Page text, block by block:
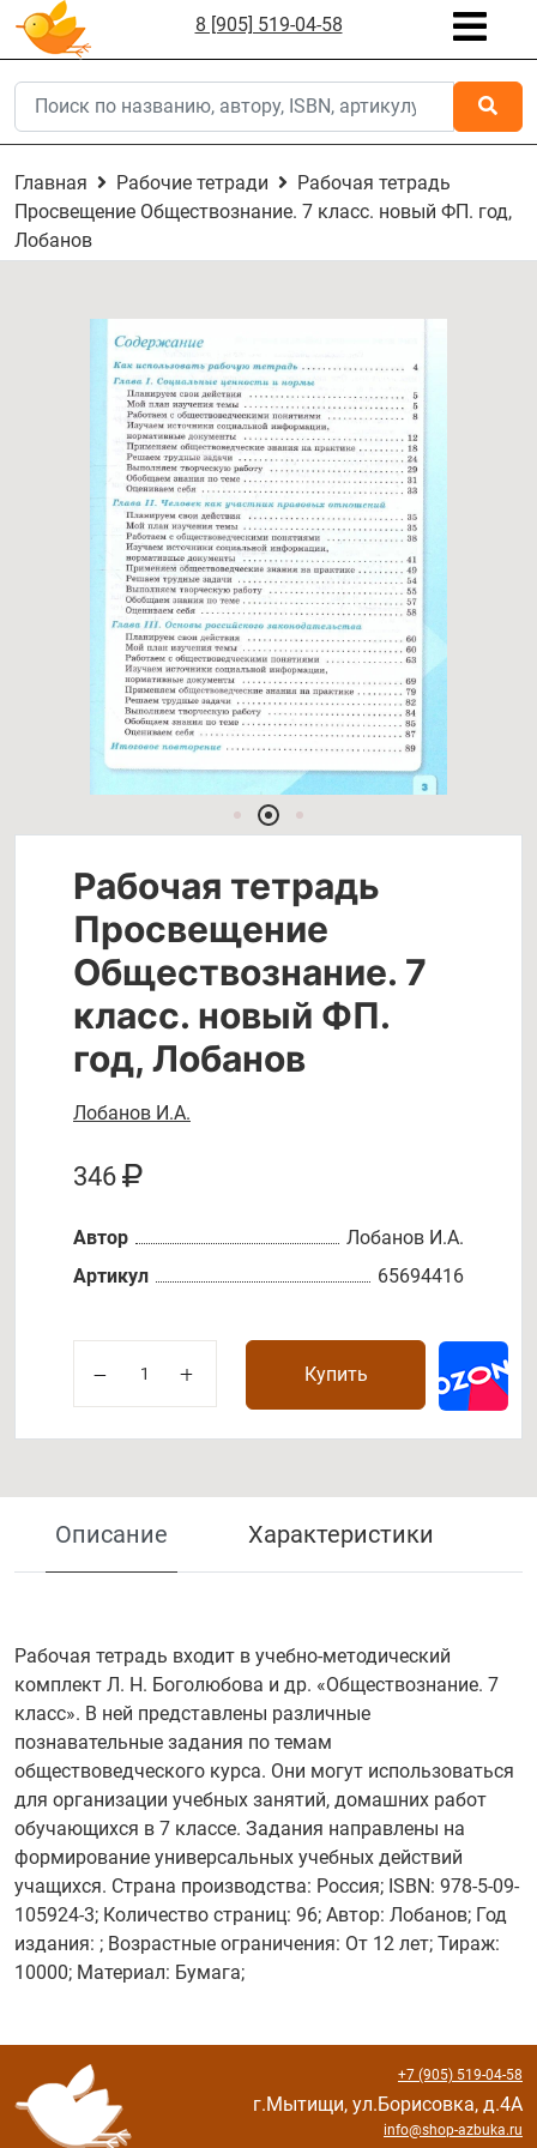
8 [905] 519-04-58
Главная Рабочие тетради
Рабочая тетрадь
Просвещение Обществознание. 7 класс. новый ФП. год,
Лобанов
Рабочая тетрадь
Просвещение
Обществознание. 7
класс. новый ФП.
год, Лобанов
Лобанов И.А.
346
Автор
Лобанов И.А.
Артикул
65694416
Купить
Описание Характеристики
Рабочая тетрадь входит в учебно-методический
комплект Л. Н. Боголюбова и др. «Обществознание. 7
класс». В ней представлены различные
познавательные задания по темам
обществоведческого курса. Они могут использоваться
для организации учебных занятий, домашних работ
обучающихся в 7 классе. Задания направлены на
формирование универсальных учебных действий
учащихся. Страна производства: Россия; ISBN: 978-5-09-
105924-3; Количество страниц: 96; Автор: Лобанов; Год
издания: ; Возрастные ограничения: От 12 лет; Тираж:
10000; Материал: Бумага;
+7 (905) 519-04-58
г.Мытищи, ул.Борисовка, д.4А
info@shop-azbuka.ru